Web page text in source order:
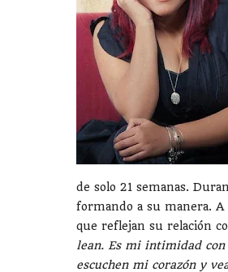
de solo 21 semanas.
formando a su manera. A
que reflejan su relación
lean. Es mi intimidad
escuchen mi corazón y